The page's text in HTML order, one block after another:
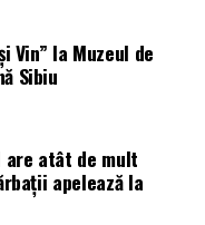
sau obstacol în
GnRH)
recomandat cu
Suprimarea
și, implicit, orice
în zone fără
Vin” la Muzeul de
Sibiu
are atât de mult
apelează la